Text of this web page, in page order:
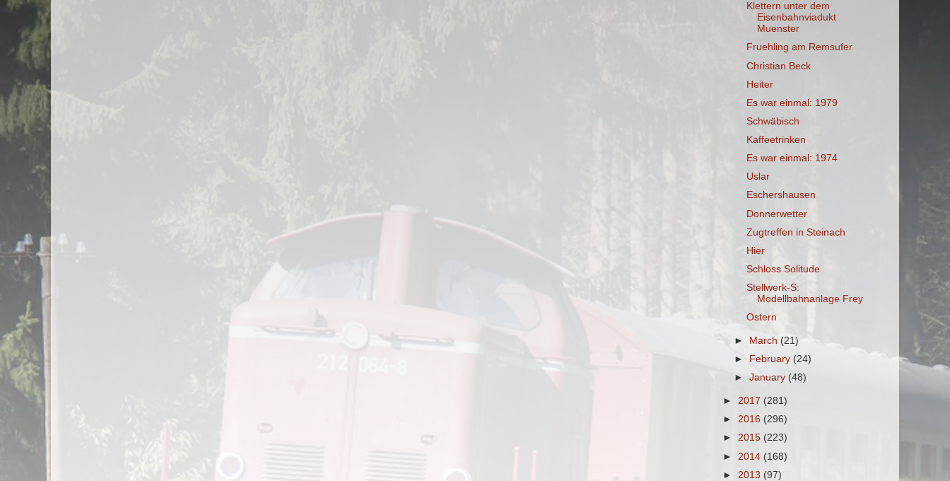
Klettern unter dem
Eisenbahnviadukt
Muenster
Fruehling am Remsufer
Christian Beck
Heiter
Es war einmal: 1979
Schwäbisch
Kaffeetrinken
Es war einmal: 1974
Uslar
Eschershausen
Donnerwetter
Zugtreffen in Steinach
Hier
Schloss Solitude
Stellwerk-S:
Modellbahnanlage Frey
Ostern
► March (21)
►
February (24)
►January (48)
► 2017 (281)
► 2016 (296)
► 2015 (223)
► 2014 (168)
► 2013 (97)